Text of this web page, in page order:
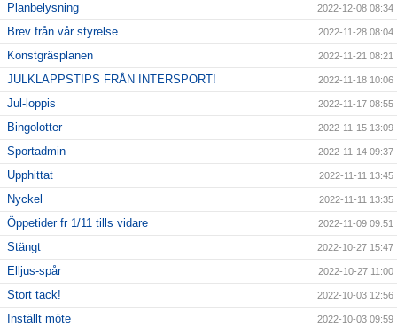
Planbelysning 2022-12-08 08:34
Brev från vår styrelse 2022-11-28 08:04
Konstgräsplanen 2022-11-21 08:21
JULKLAPPSTIPS FRÅN INTERSPORT! 2022-11-18 10:06
Jul-loppis 2022-11-17 08:55
Bingolotter 2022-11-15 13:09
Sportadmin 2022-11-14 09:37
Upphittat 2022-11-11 13:45
Nyckel 2022-11-11 13:35
Öppetider fr 1/11 tills vidare 2022-11-09 09:51
Stängt 2022-10-27 15:47
Elljus-spår 2022-10-27 11:00
Stort tack! 2022-10-03 12:56
Inställt möte 2022-10-03 09:59